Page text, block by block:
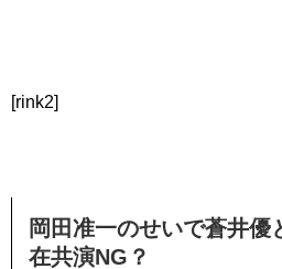
[rink2]
岡田准一のせいで蒼井優
在共演NG？